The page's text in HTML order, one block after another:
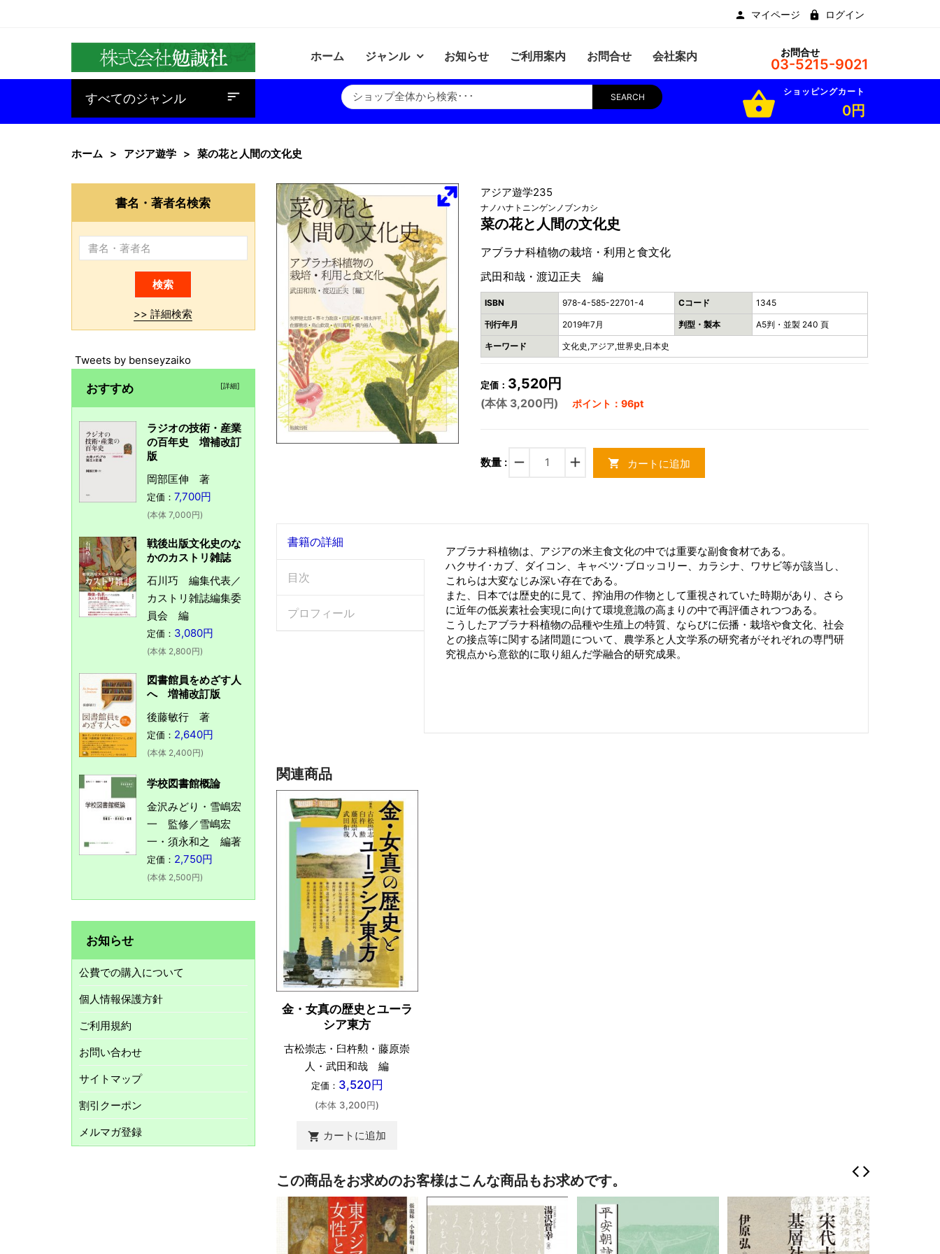
マイページ ログイン
ホーム ジャンル お知らせ ご利用案内 お問合せ 会社案内 お問合せ
03-5215-9021
すべてのジャンル
baseline_sort SEARCH shopping_basket ショッピングカート
0円
ホーム アジア遊学 菜の花と人間の文化史
アジア遊学235
ナノハナトニンゲンノブンカシ
菜の花と人間の文化史
アブラナ科植物の栽培・利用と食文化
武田和哉・渡辺正夫 編
ISBN 978-4-585-22701-4 Cコード 1345
刊行年月 2019年7月 判型・製本 A5判・並製 240 頁
キーワード 文化史,アジア,世界史,日本史
定価： 3,520円
(本体 3,200円) ポイント：96pt
数量 : remove add shopping_cart カートに追加
書籍の詳細
目次
プロフィール
アブラナ科植物は、アジアの米主食文化の中では重要な副食食材である。
ハクサイ･カブ、ダイコン、キャベツ･ブロッコリー、カラシナ、ワサビ等が該当し、
これらは大変なじみ深い存在である。
また、日本では歴史的に見て、搾油用の作物として重視されていた時期があり、さら
に近年の低炭素社会実現に向けて環境意識の高まりの中で再評価されつつある。
こうしたアブラナ科植物の品種や生殖上の特質、ならびに伝播・栽培や食文化、社会
との接点等に関する諸問題について、農学系と人文学系の研究者がそれぞれの専門研
究視点から意欲的に取り組んだ学融合的研究成果。
関連商品
金・女真の歴史とユーラ
シア東方
古松崇志・臼杵勲・藤原崇
人・武田和哉 編
定価： 3,520円
(本体 3,200円)
shopping_cart カートに追加
この商品をお求めのお客様はこんな商品もお求めです。
書名・著者名検索
>> 詳細検索
Tweets by benseyzaiko
おすすめ [詳細]
ラジオの技術・産業
の百年史 増補改訂
版
岡部匡伸 著
定価： 7,700円
(本体 7,000円)
戦後出版文化史のな
かのカストリ雑誌
石川巧 編集代表／
カストリ雑誌編集委
員会 編
定価： 3,080円
(本体 2,800円)
図書館員をめざす人
へ 増補改訂版
後藤敏行 著
定価： 2,640円
(本体 2,400円)
学校図書館概論
金沢みどり・雪嶋宏
一 監修／雪嶋宏
一・須永和之 編著
定価： 2,750円
(本体 2,500円)
お知らせ
公費での購入について
個人情報保護方針
ご利用規約
お問い合わせ
サイトマップ
割引クーポン
メルマガ登録